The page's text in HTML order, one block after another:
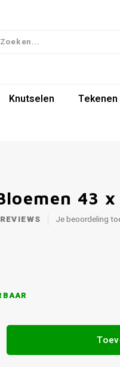
Knutselen
43
REVIEWS Je beoordeling